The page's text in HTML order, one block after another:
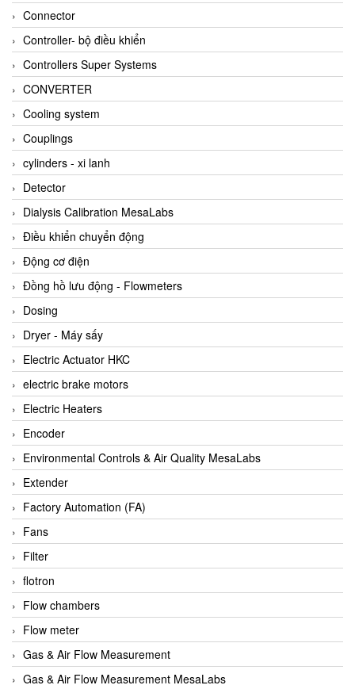
ALA OFFICINE SPA
Albrecht-Automatik Viet Nam
Allen Bradley Vietnam
Alpha Moisture Vietnam
Alpha-Achem Vietnam
Alphino
ALRE-IT Vietnam
Altech
Amarillo Gear
Ametek
AMPTRON Vietnam
AND Vietnam
ANDERSON-NEGELE
ANDILOG Technologies Vietnam
Anritsu
ANTEC S.A
Antico pumps
Anybus/ HMS
AOBEN
Apex Dynamics Vietnam
Apex Dynamics Vietnam
Apiste
APLISENS VietNam
Apollo Fire
Appleton
AQ Matic
Aqualabo Vietnam
Aquametro
Connector
Controller- bộ điều khiển
Controllers Super Systems
CONVERTER
Cooling system
Couplings
cylinders - xi lanh
Detector
Dialysis Calibration MesaLabs
Điều khiển chuyển động
Động cơ điện
Đồng hồ lưu động - Flowmeters
Dosing
Dryer - Máy sấy
Electric Actuator HKC
electric brake motors
Electric Heaters
Encoder
Environmental Controls & Air Quality MesaLabs
Extender
Factory Automation (FA)
Fans
Filter
flotron
Flow chambers
Flow meter
Gas & Air Flow Measurement
Gas & Air Flow Measurement MesaLabs